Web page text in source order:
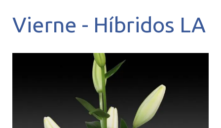
Vierne - Híbridos LA